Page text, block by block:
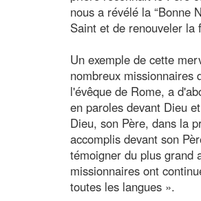
nous a révélé la “Bonne
Saint et de renouveler la
Un exemple de cette
nombreux missionnaires
l'évêque de Rome, a
en paroles devant Dieu
Dieu, son Père, dans la
accomplis devant son
témoigner du plus grand
missionnaires ont
toutes les langues ».